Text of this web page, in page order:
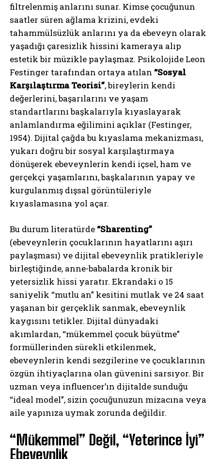
filtrelenmiş anlarını sunar. Kimse çocuğunun
saatler süren ağlama krizini, evdeki
tahammülsüzlük anlarını ya da ebeveyn olarak
yaşadığı çaresizlik hissini kameraya alıp
estetik bir müzikle paylaşmaz. Psikolojide Leon
Festinger tarafından ortaya atılan “Sosyal
Karşılaştırma Teorisi”, bireylerin kendi
değerlerini, başarılarını ve yaşam
standartlarını başkalarıyla kıyaslayarak
anlamlandırma eğilimini açıklar (Festinger,
1954). Dijital çağda bu kıyaslama mekanizması,
yukarı doğru bir sosyal karşılaştırmaya
dönüşerek ebeveynlerin kendi içsel, ham ve
gerçekçi yaşamlarını, başkalarının yapay ve
kurgulanmış dışsal görüntüleriyle
kıyaslamasına yol açar.
Bu durum literatürde “Sharenting”
(ebeveynlerin çocuklarının hayatlarını aşırı
paylaşması) ve dijital ebeveynlik pratikleriyle
birleştiğinde, anne-babalarda kronik bir
yetersizlik hissi yaratır. Ekrandaki o 15
saniyelik “mutlu an” kesitini mutlak ve 24 saat
yaşanan bir gerçeklik sanmak, ebeveynlik
kaygısını tetikler. Dijital dünyadaki
akımlardan, “mükemmel çocuk büyütme”
formüllerinden sürekli etkilenmek,
ebeveynlerin kendi sezgilerine ve çocuklarının
özgün ihtiyaçlarına olan güvenini sarsıyor. Bir
uzman veya influencer’ın dijitalde sunduğu
“ideal model”, sizin çocuğunuzun mizacına veya
aile yapınıza uymak zorunda değildir.
“Mükemmel” Değil, “Yeterince İyi”
Ebeveynlik